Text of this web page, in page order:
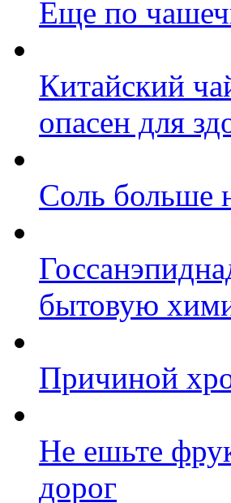
Еще по
Китайский
опасен для
Соль больше
бытовую
Причиной
Не ешьте
дорог